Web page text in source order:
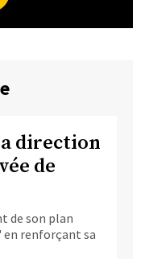
direction
de
de son plan
renforçant sa